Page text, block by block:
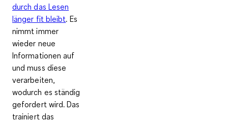
durch das Lesen
länger fit bleibt. Es
nimmt immer
wieder neue
Informationen auf
und muss diese
verarbeiten,
wodurch es ständig
gefordert wird. Das
trainiert das